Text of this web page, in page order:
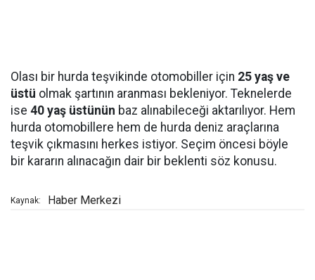
Olası bir hurda teşvikinde otomobiller için 25 yaş ve
üstü olmak şartının aranması bekleniyor. Teknelerde
ise 40 yaş üstünün baz alınabileceği aktarılıyor. Hem
hurda otomobillere hem de hurda deniz araçlarına
teşvik çıkmasını herkes istiyor. Seçim öncesi böyle
bir kararın alınacağın dair bir beklenti söz konusu.
Kaynak: Haber Merkezi